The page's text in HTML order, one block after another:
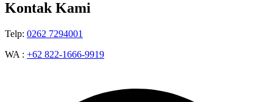
Kontak Kami
Telp: 0262 7294001
WA : +62 822-1666-9919